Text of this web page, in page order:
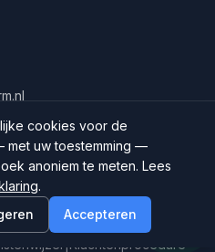
|Klachtenprocedure
cookies voor de
met uw toestemming —
anoniem te meten. Lees
.
Accepteren